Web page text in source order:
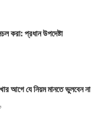
করা: প্রধান উপদেষ্টা
আগে যে নিয়ম মানতে ভুলবেন না